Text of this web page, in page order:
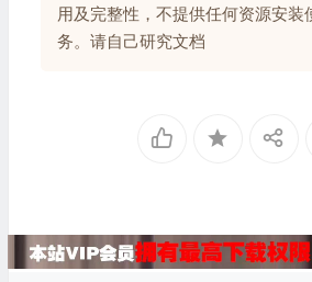
用及完整性，不提供任何资源安装
务。请自己研究文档